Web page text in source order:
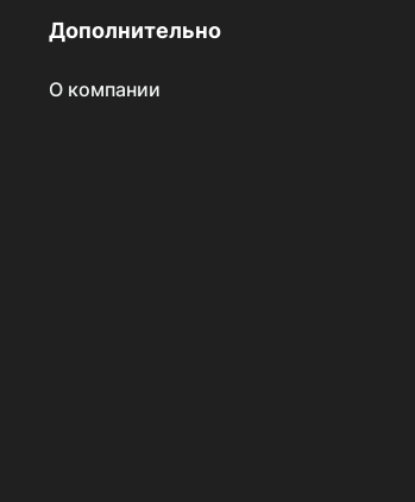
Дополнительно
О компании